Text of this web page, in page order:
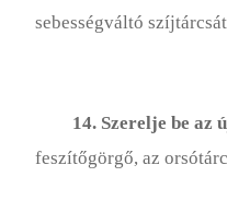
sebességváltó
14. Szerelje be az
feszítőgörgő, az